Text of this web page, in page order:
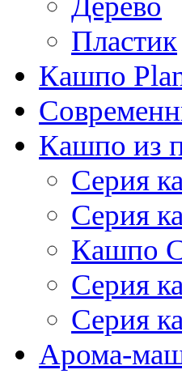
Пластик
Кашпо
Кашпо из
Серия
Серия
Кашпо
Серия
Серия
Арома-